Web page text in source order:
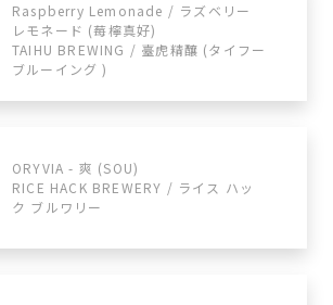
Raspberry Lemonade / ラズベリー
レモネード (莓檸真好)
TAIHU BREWING / 臺虎精釀 (タイフー
ブルーイング )
ORYVIA - 爽 (SOU)
RICE HACK BREWERY / ライス ハッ
ク ブルワリー